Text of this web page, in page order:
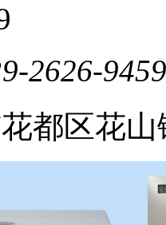
2626-
都区花